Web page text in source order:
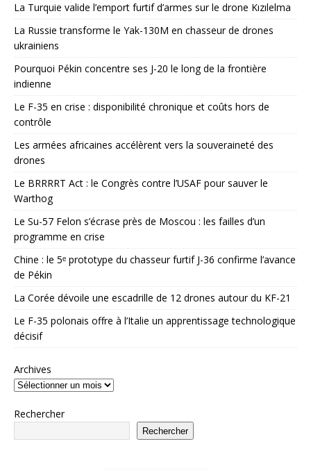
La Turquie valide l’emport furtif d’armes sur le drone Kızılelma
La Russie transforme le Yak-130M en chasseur de drones
ukrainiens
Pourquoi Pékin concentre ses J-20 le long de la frontière
indienne
Le F-35 en crise : disponibilité chronique et coûts hors de
contrôle
Les armées africaines accélèrent vers la souveraineté des
drones
Le BRRRRT Act : le Congrès contre l’USAF pour sauver le
Warthog
Le Su-57 Felon s’écrase près de Moscou : les failles d’un
programme en crise
Chine : le 5ᵉ prototype du chasseur furtif J-36 confirme l’avance
de Pékin
La Corée dévoile une escadrille de 12 drones autour du KF-21
Le F-35 polonais offre à l’Italie un apprentissage technologique
décisif
Archives
Rechercher
Rechercher